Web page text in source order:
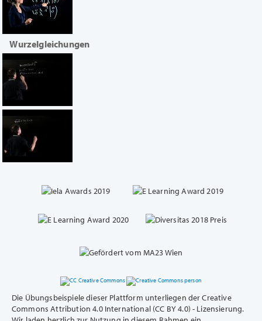
Wurzelgleichungen
Die Übungsbeispiele dieser Plattform unterliegen der Creative
Commons Attribution 4.0 International (CC BY 4.0) - Lizensierung.